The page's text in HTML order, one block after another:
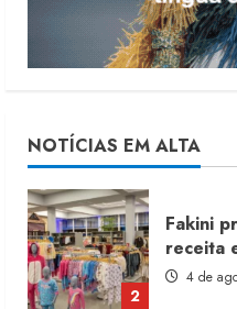
NOTÍCIAS EM ALTA
5
1
5 de
2
Fakini
receita
4 de